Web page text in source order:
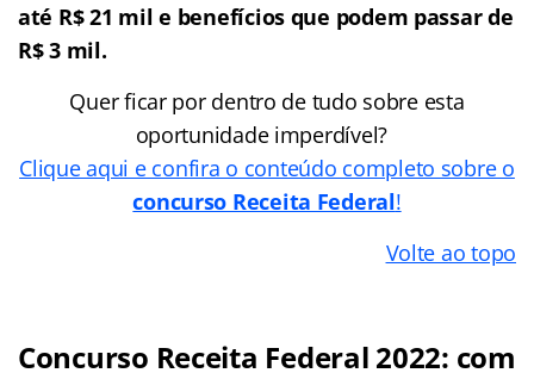
até R$ 21 mil e benefícios que podem passar de
R$ 3 mil.
Quer ficar por dentro de tudo sobre esta
oportunidade imperdível?
Clique aqui e confira o conteúdo completo sobre o
concurso Receita Federal!
Volte ao topo
Concurso Receita Federal 2022: com